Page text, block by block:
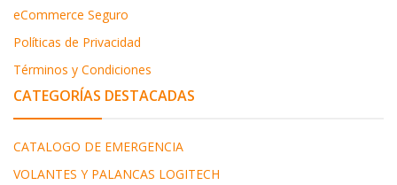
eCommerce Seguro
Políticas de Privacidad
Términos y Condiciones
CATEGORÍAS DESTACADAS
CATALOGO DE EMERGENCIA
VOLANTES Y PALANCAS LOGITECH